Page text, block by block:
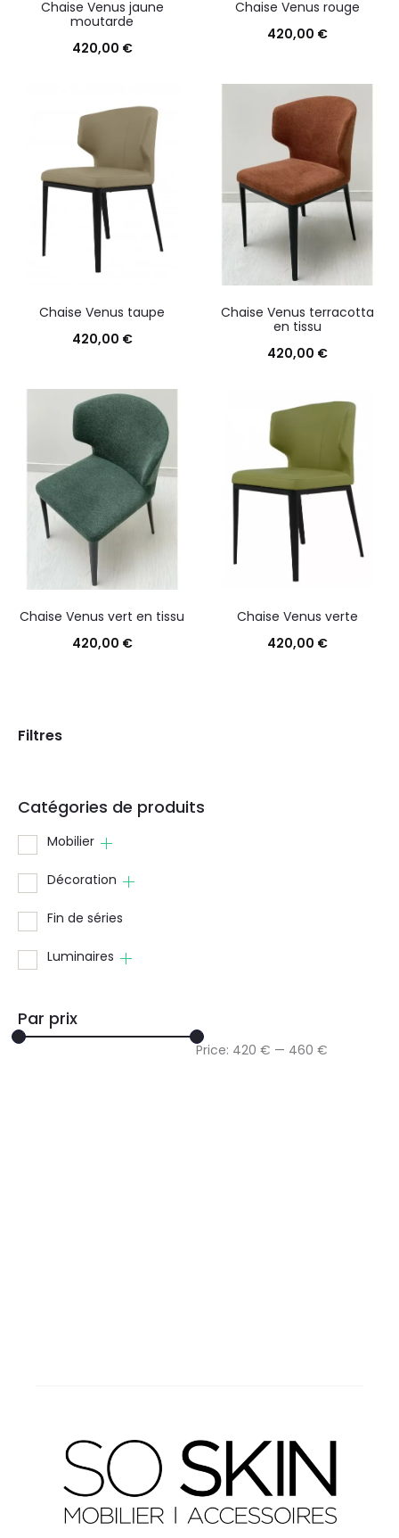
Chaise Venus jaune
moutarde
420,00 €
Chaise Venus rouge
420,00 €
Chaise Venus taupe
420,00 €
Chaise Venus terracotta
en tissu
420,00 €
Chaise Venus vert en tissu
420,00 €
Chaise Venus verte
420,00 €
Filtres
Catégories de produits
Mobilier
Décoration
Fin de séries
Luminaires
Par prix
Price: 420 € — 460 €